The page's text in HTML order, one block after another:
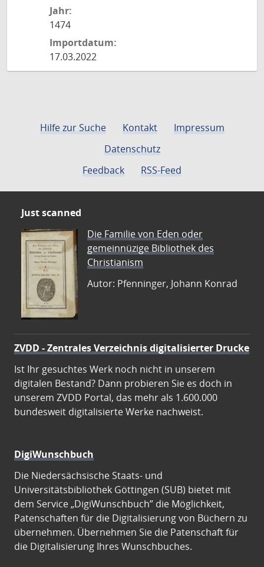
Jahr:
1474
Importdatum:
17.03.2022
Hilfe zur Suche Kontakt
Impressum
Datenschutz
Feedback
RSS-Feed
Just scanned
Die Familie von Eden oder
gemeinnüzige Bibliothek des
Christianism
Autor: Pfenninger, Johann Konrad
ZVDD - Zentrales Verzeichnis digitalisierter Drucke
Ist Ihr gesuchtes Werk noch nicht in unserem
digitalen Bestand? Dann probieren Sie es doch in
unserem ZVDD Portal, das mehr als 1.600.000
bundesweit digitalisierte Werke nachweist.
DigiWunschbuch
Die Niedersächsische Staats- und
Universitätsbibliothek Göttingen (SUB) bietet mit
dem Service „DigiWunschbuch” die Möglichkeit,
Patenschaften für die Digitalisierung von Büchern zu
übernehmen. Übernehmen Sie die Patenschaft für
die Digitalisierung Ihres Wunschbuches.